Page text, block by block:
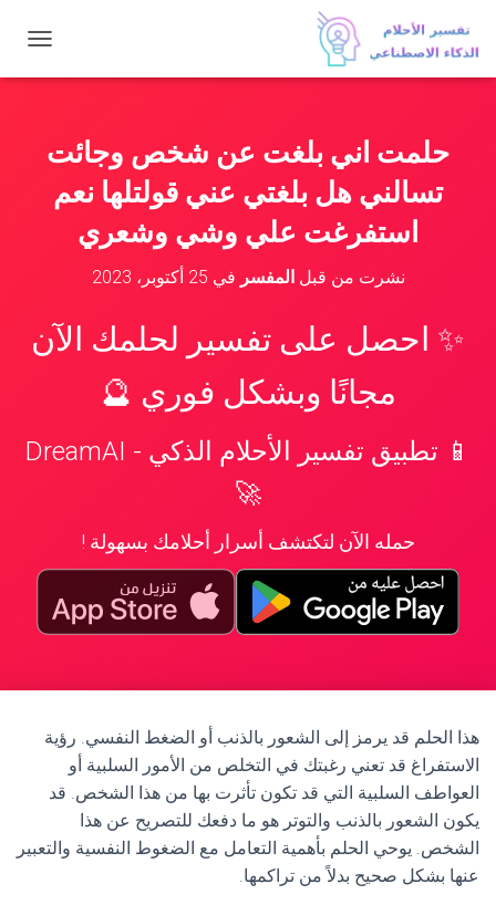
ب
حلمت اني بلغت عن شخص وجائت
تسالني هل بلغتي عني قولتلها نعم
استفرغت علي وشي وشعري
نشرت من قبلالمفسر في 25 أكتوبر، 2023
✨ احصل على تفسير لحلمك الآن
مجانًا وبشكل فوري 🔮
📱 تطبيق تفسير الأحلام الذكي - DreamAI
🚀
حمله الآن لتكتشف أسرار أحلامك بسهولة !
هذا الحلم قد يرمز إلى الشعور بالذنب أو الضغط النفسي. رؤية
الاستفراغ قد تعني رغبتك في التخلص من الأمور السلبية أو
العواطف السلبية التي قد تكون تأثرت بها من هذا الشخص. قد
يكون الشعور بالذنب والتوتر هو ما دفعك للتصريح عن هذا
الشخص. يوحي الحلم بأهمية التعامل مع الضغوط النفسية والتعبير
عنها بشكل صحيح بدلاً من تراكمها.